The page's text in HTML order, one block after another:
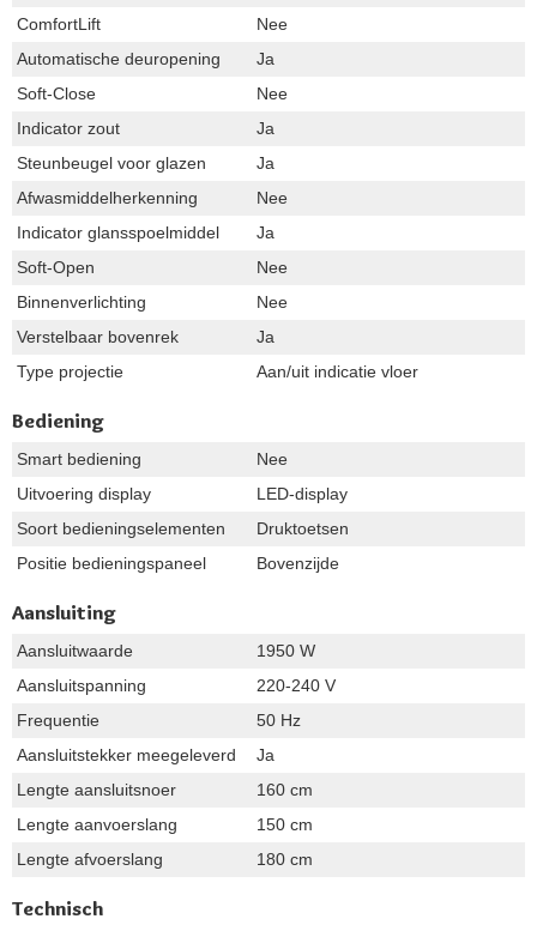
ComfortLift
Nee
Automatische deuropening
Ja
Soft-Close
Nee
Indicator zout
Ja
Steunbeugel voor glazen
Ja
Afwasmiddelherkenning
Nee
Indicator glansspoelmiddel
Ja
Soft-Open
Nee
Binnenverlichting
Nee
Verstelbaar bovenrek
Ja
Type projectie
Aan/uit indicatie vloer
Bediening
Smart bediening
Nee
Uitvoering display
LED-display
Soort bedieningselementen
Druktoetsen
Positie bedieningspaneel
Bovenzijde
Aansluiting
Aansluitwaarde
1950 W
Aansluitspanning
220-240 V
Frequentie
50 Hz
Aansluitstekker meegeleverd
Ja
Lengte aansluitsnoer
160 cm
Lengte aanvoerslang
150 cm
Lengte afvoerslang
180 cm
Technisch